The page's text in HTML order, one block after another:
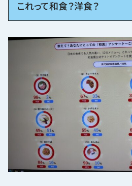
静岡県・愛知県・大阪府
北地方（福島県）初め
ます。...
これって和食？洋食？